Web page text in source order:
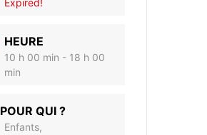
HEURE
10 h 00 min - 18 h 00
min
POUR QUI ?
Enfants,